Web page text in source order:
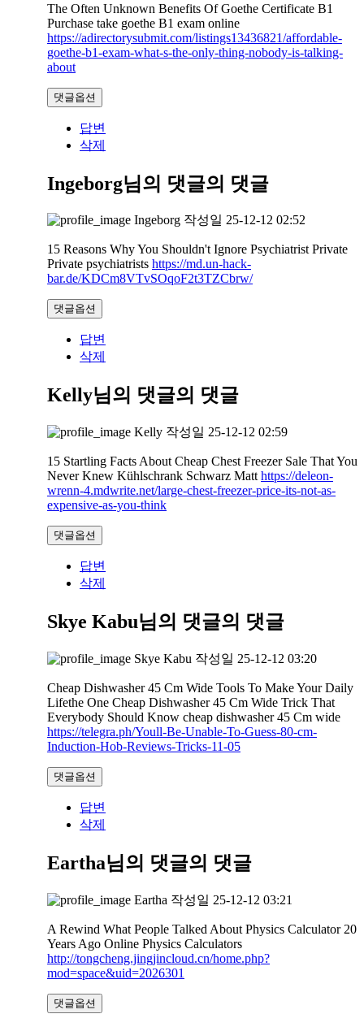
The Often Unknown Benefits Of Goethe Certificate B1
Purchase take goethe B1 exam online
https://adirectorysubmit.com/listings13436821/affordable-
goethe-b1-exam-what-s-the-only-thing-nobody-is-talking-
about
댓글옵션
답변
삭제
Ingeborg님의 댓글의 댓글
Ingeborg 작성일 25-12-12 02:52
15 Reasons Why You Shouldn't Ignore Psychiatrist Private
Private psychiatrists https://md.un-hack-
bar.de/KDCm8VTvSOqoF2t3TZCbrw/
댓글옵션
답변
삭제
Kelly님의 댓글의 댓글
Kelly 작성일 25-12-12 02:59
15 Startling Facts About Cheap Chest Freezer Sale That You
Never Knew Kühlschrank Schwarz Matt https://deleon-
wrenn-4.mdwrite.net/large-chest-freezer-price-its-not-as-
expensive-as-you-think
댓글옵션
답변
삭제
Skye Kabu님의 댓글의 댓글
Skye Kabu 작성일 25-12-12 03:20
Cheap Dishwasher 45 Cm Wide Tools To Make Your Daily
Lifethe One Cheap Dishwasher 45 Cm Wide Trick That
Everybody Should Know cheap dishwasher 45 Cm wide
https://telegra.ph/Youll-Be-Unable-To-Guess-80-cm-
Induction-Hob-Reviews-Tricks-11-05
댓글옵션
답변
삭제
Eartha님의 댓글의 댓글
Eartha 작성일 25-12-12 03:21
A Rewind What People Talked About Physics Calculator 20
Years Ago Online Physics Calculators
http://tongcheng.jingjincloud.cn/home.php?
mod=space&uid=2026301
댓글옵션